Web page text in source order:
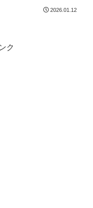
ニーカー”縛り！」
以上から13足セレク
2026.01.12
ク